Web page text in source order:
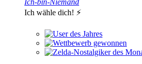
Ich wähle dich! ⚡️